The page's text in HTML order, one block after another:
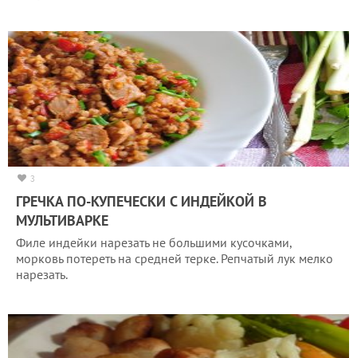
3
ГРЕЧКА ПО-КУПЕЧЕСКИ С ИНДЕЙКОЙ В
МУЛЬТИВАРКЕ
Филе индейки нарезать не большими кусочками,
морковь потереть на средней терке. Репчатый лук мелко
нарезать.